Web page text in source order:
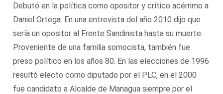
Debutó en la política como opositor y crítico acérrimo a
Daniel Ortega. En una entrevista del año 2010 dijo que
sería un opositor al Frente Sandinista hasta su muerte.
Proveniente de una familia somocista, también fue
preso político en los años 80. En las elecciones de 1996
resultó electo como diputado por el PLC, en el 2000
fue candidato a Alcalde de Managua siempre por el